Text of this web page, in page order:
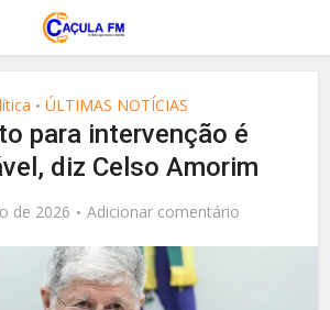
• ÚLTIMAS NOTÍCIAS
para intervenção é
diz Celso Amorim
de 2026 Adicionar comentário